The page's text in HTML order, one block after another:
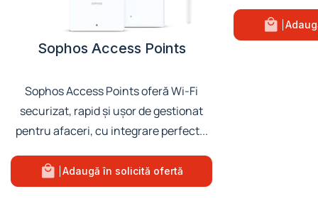
Sophos Access Points
Sophos Access Points oferă Wi-Fi
securizat, rapid și ușor de gestionat
pentru afaceri, cu integrare perfect...
Adaugă în solicită ofertă